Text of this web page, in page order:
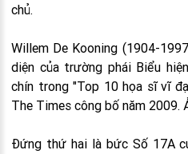
chủ.
Willem De Kooning (1904-
diện của trường phái Biểu
chín trong "Top 10 họa sĩ vĩ
The Times công bố năm 2009.
Đứng thứ hai là bức Số 17A